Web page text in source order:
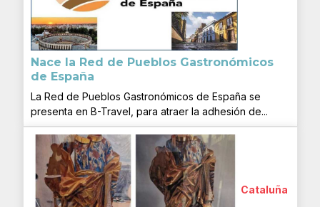
Nace la Red de Pueblos Gastronómicos
de España
La Red de Pueblos Gastronómicos de España se
presenta en B-Travel, para atraer la adhesión de...
Cataluña